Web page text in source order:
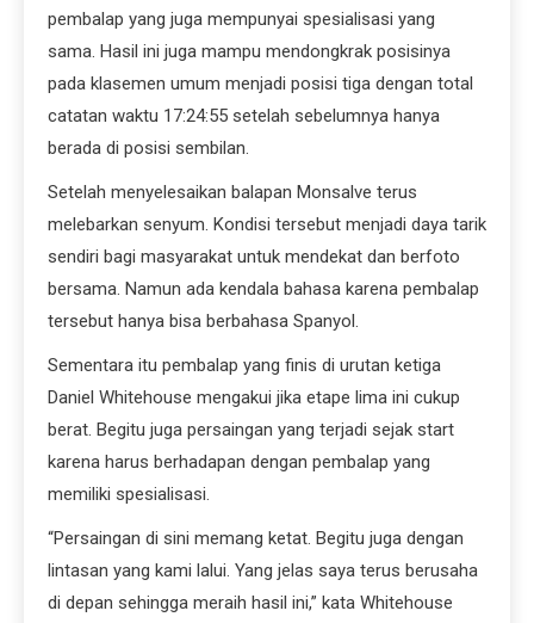
pembalap yang juga mempunyai spesialisasi yang
sama. Hasil ini juga mampu mendongkrak posisinya
pada klasemen umum menjadi posisi tiga dengan total
catatan waktu 17:24:55 setelah sebelumnya hanya
berada di posisi sembilan.
Setelah menyelesaikan balapan Monsalve terus
melebarkan senyum. Kondisi tersebut menjadi daya tarik
sendiri bagi masyarakat untuk mendekat dan berfoto
bersama. Namun ada kendala bahasa karena pembalap
tersebut hanya bisa berbahasa Spanyol.
Sementara itu pembalap yang finis di urutan ketiga
Daniel Whitehouse mengakui jika etape lima ini cukup
berat. Begitu juga persaingan yang terjadi sejak start
karena harus berhadapan dengan pembalap yang
memiliki spesialisasi.
“Persaingan di sini memang ketat. Begitu juga dengan
lintasan yang kami lalui. Yang jelas saya terus berusaha
di depan sehingga meraih hasil ini,” kata Whitehouse